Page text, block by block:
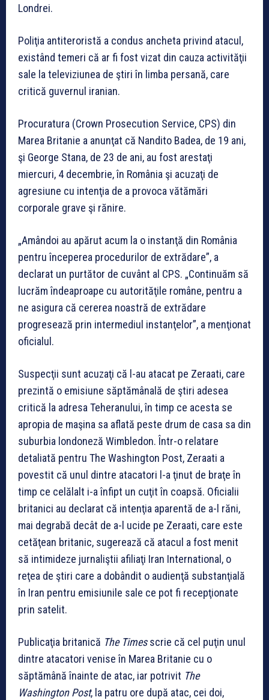
Londrei.
Poliţia antiteroristă a condus ancheta privind atacul,
existând temeri că ar fi fost vizat din cauza activităţii
sale la televiziunea de ştiri în limba persană, care
critică guvernul iranian.
Procuratura (Crown Prosecution Service, CPS) din
Marea Britanie a anunţat că Nandito Badea, de 19 ani,
şi George Stana, de 23 de ani, au fost arestaţi
miercuri, 4 decembrie, în România şi acuzaţi de
agresiune cu intenţia de a provoca vătămări
corporale grave şi rănire.
„Amândoi au apărut acum la o instanţă din România
pentru începerea procedurilor de extrădare”, a
declarat un purtător de cuvânt al CPS. „Continuăm să
lucrăm îndeaproape cu autorităţile române, pentru a
ne asigura că cererea noastră de extrădare
progresează prin intermediul instanţelor”, a menţionat
oficialul.
Suspecţii sunt acuzaţi că l-au atacat pe Zeraati, care
prezintă o emisiune săptămânală de ştiri adesea
critică la adresa Teheranului, în timp ce acesta se
apropia de maşina sa aflată peste drum de casa sa din
suburbia londoneză Wimbledon. Într-o relatare
detaliată pentru The Washington Post, Zeraati a
povestit că unul dintre atacatori l-a ţinut de braţe în
timp ce celălalt i-a înfipt un cuţit în coapsă. Oficialii
britanici au declarat că intenţia aparentă de a-l răni,
mai degrabă decât de a-l ucide pe Zeraati, care este
cetăţean britanic, sugerează că atacul a fost menit
să intimideze jurnaliştii afiliaţi Iran International, o
reţea de ştiri care a dobândit o audienţă substanţială
în Iran pentru emisiunile sale ce pot fi recepţionate
prin satelit.
Publicaţia britanică The Timesscrie că cel puţin unul
dintre atacatori venise în Marea Britanie cu o
săptămână înainte de atac, iar potrivit The
Washington Post, la patru ore după atac, cei doi,